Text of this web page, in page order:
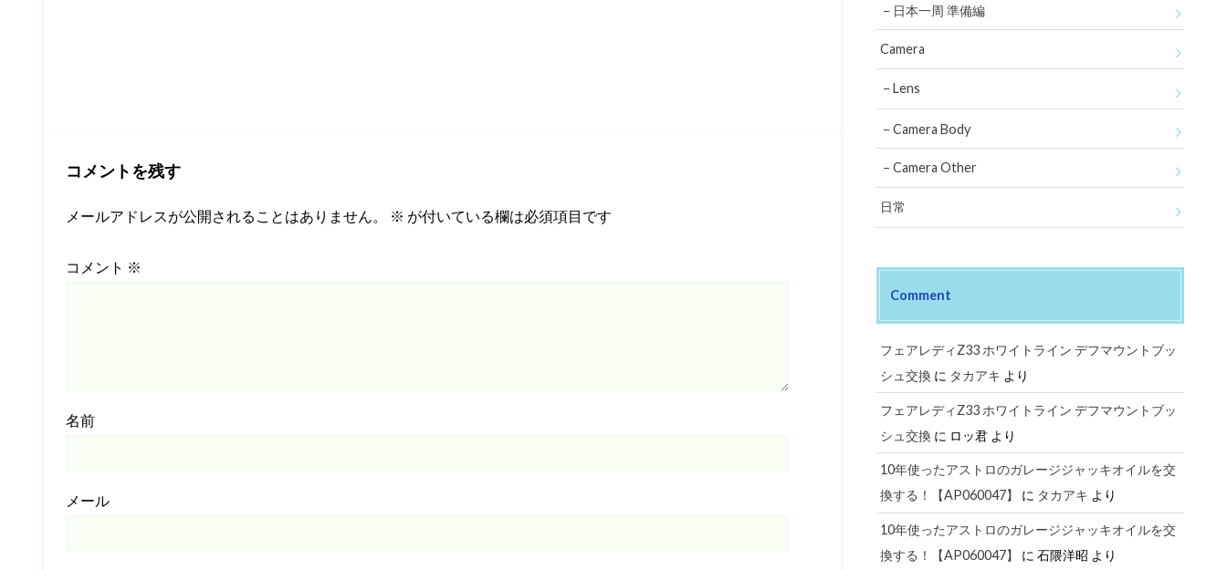
コメントを残す
メールアドレスが公開されることはありません。 ※ が付いている欄は必須項目です
コメント ※
名前
メール
日本一周 準備編
Camera
Lens
Camera Body
Camera Other
日常
Comment
フェアレディZ33 ホワイトライン デフマウントブッ
シュ交換に タカアキ より
フェアレディZ33 ホワイトライン デフマウントブッ
シュ交換に ロッ君より
10年使ったアストロのガレージジャッキオイルを交
換する！【AP060047】
に タカアキ より
10年使ったアストロのガレージジャッキオイルを交
換する！【AP060047】
に 石隈洋昭 より